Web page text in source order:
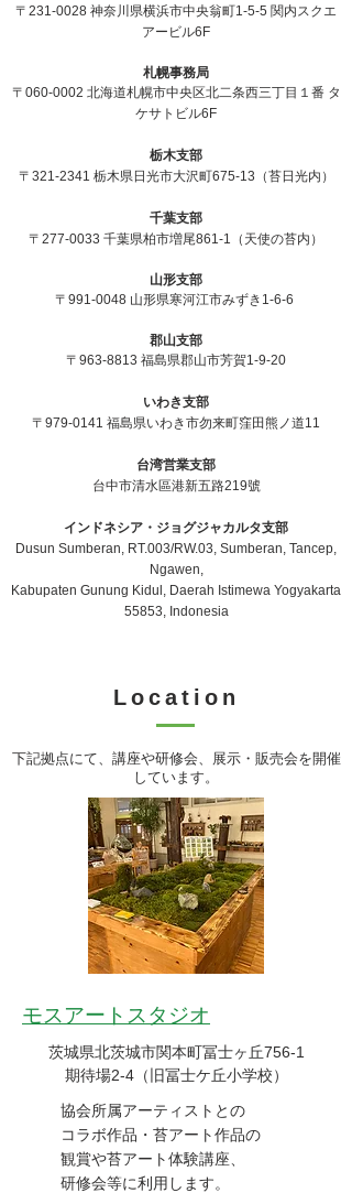
〒 231-0028 神奈川県横浜市中央翁町1-5-5 関内スクエ
アービル6F
札幌事務局
〒060-0002 北海道札幌市中央区北二条西三丁目１番 タ
ケサトビル6F
栃木支部
〒321-2341 栃木県日光市大沢町675-13（苔日光内）
千葉支部
〒277-0033 千葉県柏市増尾861-1（天使の苔内）
山形支部
〒991-0048 山形県寒河江市みずき1-6-6
郡山支部
〒963-8813 福島県郡山市芳賀1-9-20
いわき支部
〒979-0141 福島県いわき市勿来町窪田熊ノ道11
台湾営業支部
台中市清水區港新五路219號
インドネシア・ジョグジャカルタ支部
Dusun Sumberan, RT.003/RW.03, Sumberan, Tancep,
Ngawen,
Kabupaten Gunung Kidul, Daerah Istimewa Yogyakarta
55853, Indonesia
Location
​下記拠点にて、講座や研修会、展示・販売会を開催
しています。
モスアートスタジオ
茨城県北茨城市関本町冨士ヶ丘756-1
​期待場2-4（旧冨士ケ丘小学校）
​協会所属アーティストとの
コラボ作品・ 苔アート作品の
観賞や苔アート体験講座、
研修会​等に利用します。